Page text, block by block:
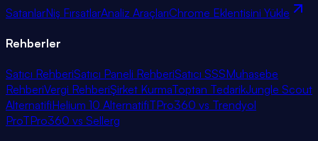
SatanlarNiş FırsatlarAnaliz AraçlarıChrome Eklentisini Yükle
Rehberler
Satıcı RehberiSatıcı Paneli RehberiSatıcı SSSMuhasebe
RehberiVergi RehberiŞirket KurmaToptan TedarikJungle Scout
AlternatifiHelium 10 AlternatifiTPro360 vs Trendyol
ProTPro360 vs Sellerg